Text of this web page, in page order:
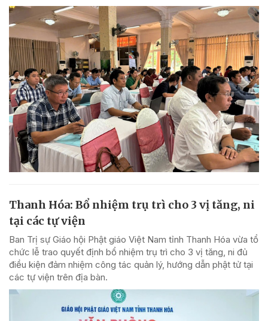
Thanh Hóa: Bổ nhiệm trụ trì cho 3 vị tăng, ni
tại các tự viện
Ban Trị sự Giáo hội Phật giáo Việt Nam tỉnh Thanh Hóa vừa tổ
chức lễ trao quyết định bổ nhiệm trụ trì cho 3 vị tăng, ni đủ
điều kiện đảm nhiệm công tác quản lý, hướng dẫn phật tử tại
các tự viện trên địa bàn.